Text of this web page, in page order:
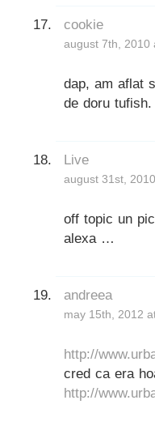
cookie
august 7th, 2010
dap, am aflat
de doru tufish.
Live
august 31st,
off topic un
alexa …
andreea
may 15th, 2012
http://
cred ca era
http://